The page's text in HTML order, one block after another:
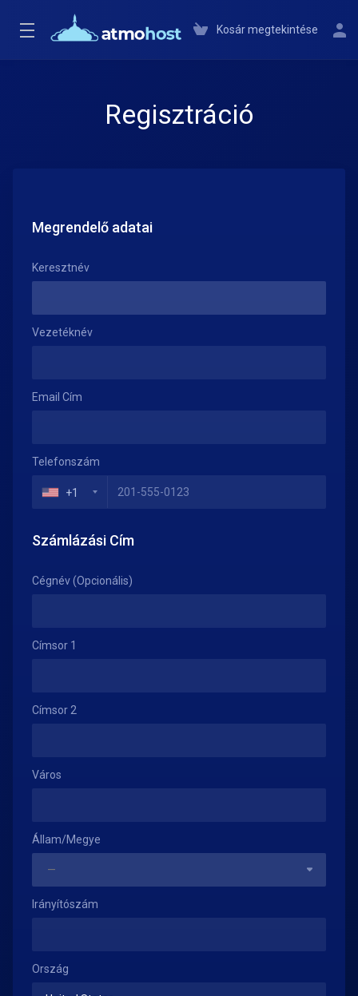
Kosár megtekintése
Regisztráció
Megrendelő adatai
Keresztnév
Vezetéknév
Email Cím
Telefonszám
+1
Számlázási Cím
Cégnév (Opcionális)
Címsor 1
Címsor 2
Város
Állam/Megye
Irányítószám
Ország